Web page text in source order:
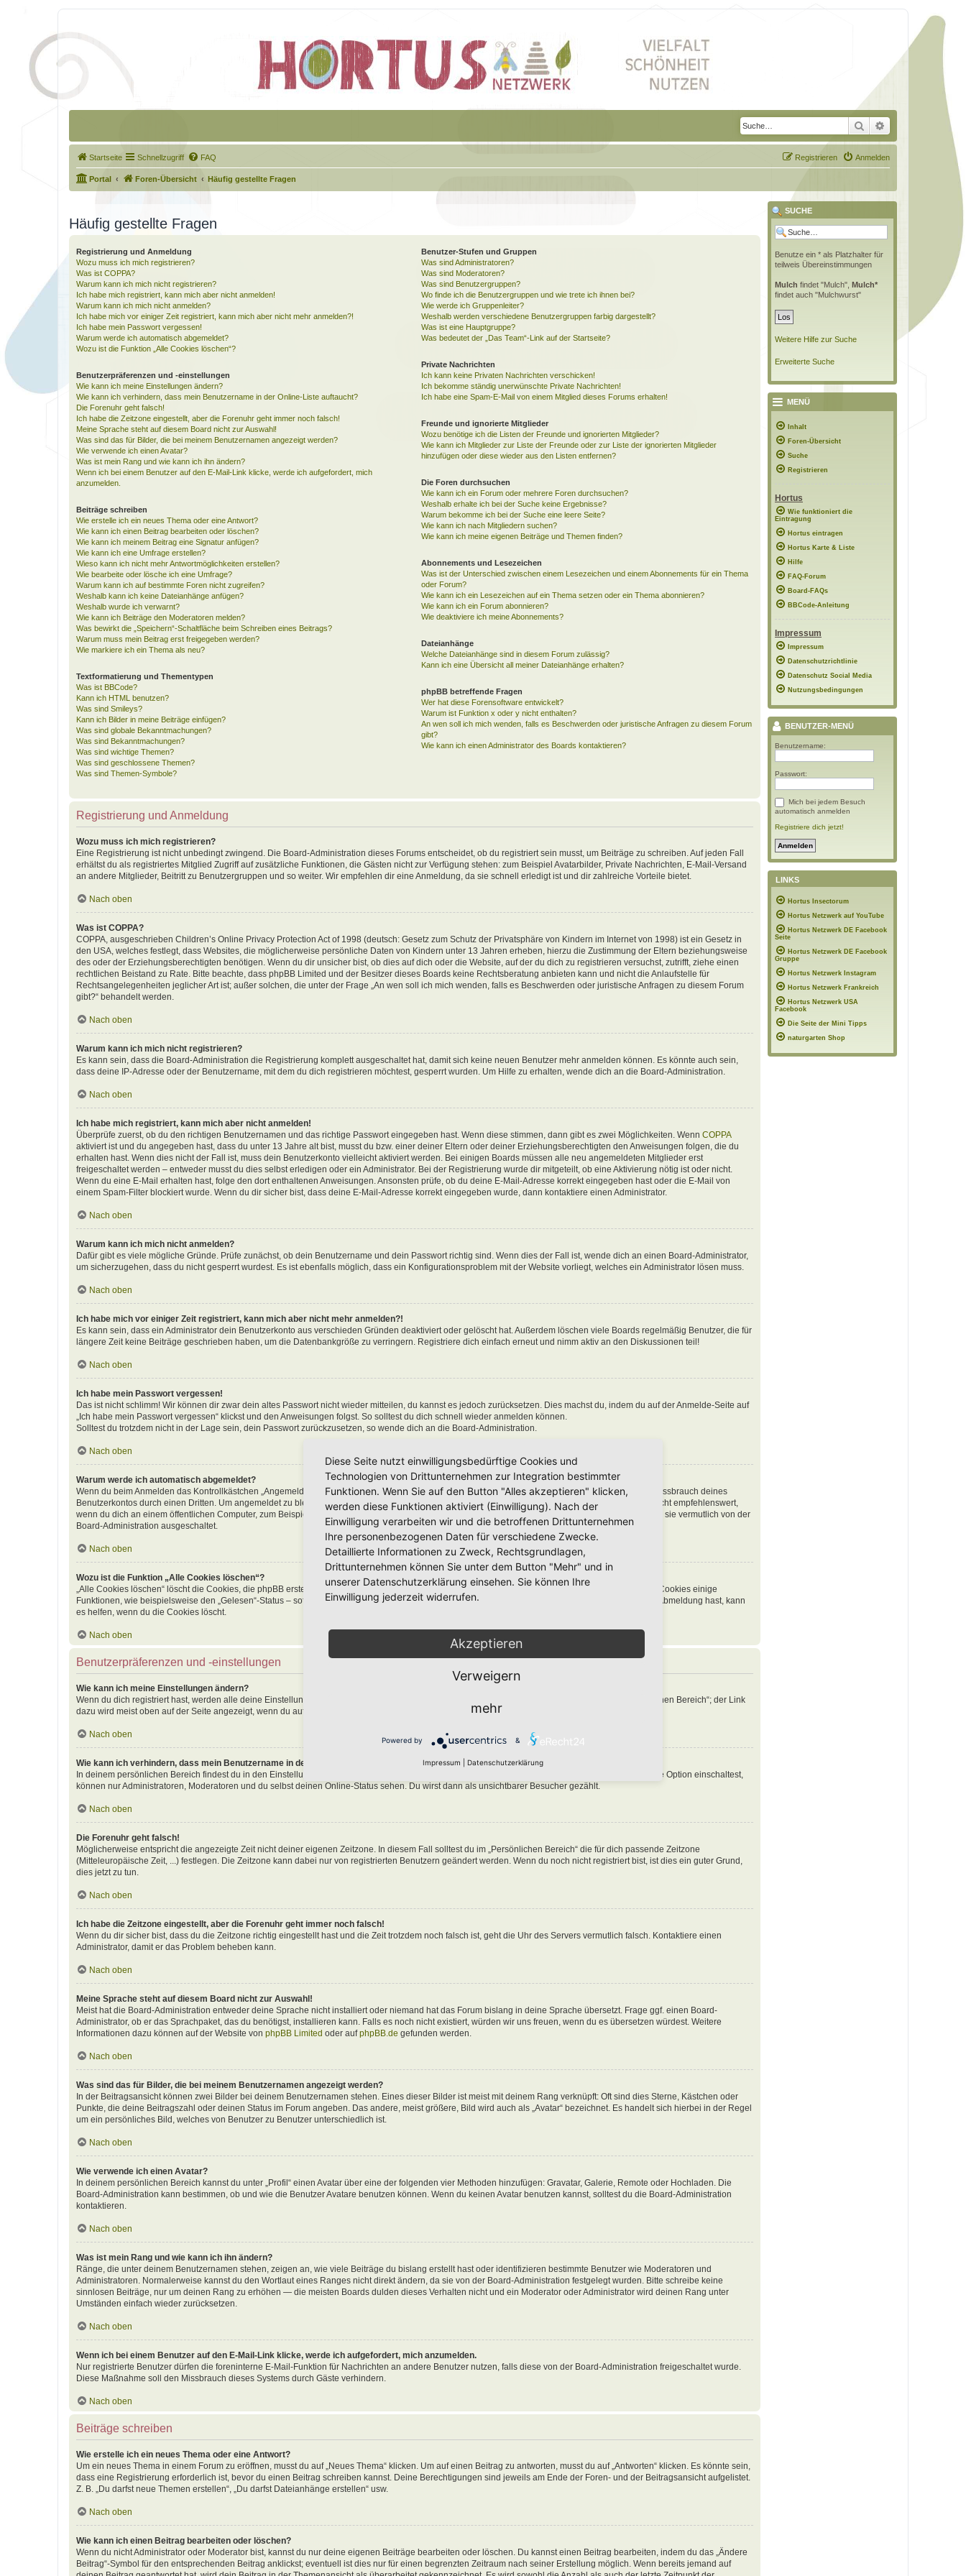
Suche Erweiterte Suche
Startseite Schnellzugriff FAQ Anmelden
Registrieren
Portal Foren-Übersicht Häufig gestellte Fragen
Häufig gestellte Fragen
Registrierung und Anmeldung
Wozu muss ich mich registrieren?
Was ist COPPA?
Warum kann ich mich nicht registrieren?
Ich habe mich registriert, kann mich aber nicht anmelden!
Warum kann ich mich nicht anmelden?
Ich habe mich vor einiger Zeit registriert, kann mich aber nicht mehr anmelden?!
Ich habe mein Passwort vergessen!
Warum werde ich automatisch abgemeldet?
Wozu ist die Funktion „Alle Cookies löschen“?
Benutzerpräferenzen und -einstellungen
Wie kann ich meine Einstellungen ändern?
Wie kann ich verhindern, dass mein Benutzername in der Online-Liste auftaucht?
Die Forenuhr geht falsch!
Ich habe die Zeitzone eingestellt, aber die Forenuhr geht immer noch falsch!
Meine Sprache steht auf diesem Board nicht zur Auswahl!
Was sind das für Bilder, die bei meinem Benutzernamen angezeigt werden?
Wie verwende ich einen Avatar?
Was ist mein Rang und wie kann ich ihn ändern?
Wenn ich bei einem Benutzer auf den E-Mail-Link klicke, werde ich aufgefordert, mich
anzumelden.
Beiträge schreiben
Wie erstelle ich ein neues Thema oder eine Antwort?
Wie kann ich einen Beitrag bearbeiten oder löschen?
Wie kann ich meinem Beitrag eine Signatur anfügen?
Wie kann ich eine Umfrage erstellen?
Wieso kann ich nicht mehr Antwortmöglichkeiten erstellen?
Wie bearbeite oder lösche ich eine Umfrage?
Warum kann ich auf bestimmte Foren nicht zugreifen?
Weshalb kann ich keine Dateianhänge anfügen?
Weshalb wurde ich verwarnt?
Wie kann ich Beiträge den Moderatoren melden?
Was bewirkt die „Speichern“-Schaltfläche beim Schreiben eines Beitrags?
Warum muss mein Beitrag erst freigegeben werden?
Wie markiere ich ein Thema als neu?
Textformatierung und Thementypen
Was ist BBCode?
Kann ich HTML benutzen?
Was sind Smileys?
Kann ich Bilder in meine Beiträge einfügen?
Was sind globale Bekanntmachungen?
Was sind Bekanntmachungen?
Was sind wichtige Themen?
Was sind geschlossene Themen?
Was sind Themen-Symbole?
Benutzer-Stufen und Gruppen
Was sind Administratoren?
Was sind Moderatoren?
Was sind Benutzergruppen?
Wo finde ich die Benutzergruppen und wie trete ich ihnen bei?
Wie werde ich Gruppenleiter?
Weshalb werden verschiedene Benutzergruppen farbig dargestellt?
Was ist eine Hauptgruppe?
Was bedeutet der „Das Team“-Link auf der Startseite?
Private Nachrichten
Ich kann keine Privaten Nachrichten verschicken!
Ich bekomme ständig unerwünschte Private Nachrichten!
Ich habe eine Spam-E-Mail von einem Mitglied dieses Forums erhalten!
Freunde und ignorierte Mitglieder
Wozu benötige ich die Listen der Freunde und ignorierten Mitglieder?
Wie kann ich Mitglieder zur Liste der Freunde oder zur Liste der ignorierten Mitglieder
hinzufügen oder diese wieder aus den Listen entfernen?
Die Foren durchsuchen
Wie kann ich ein Forum oder mehrere Foren durchsuchen?
Weshalb erhalte ich bei der Suche keine Ergebnisse?
Warum bekomme ich bei der Suche eine leere Seite?
Wie kann ich nach Mitgliedern suchen?
Wie kann ich meine eigenen Beiträge und Themen finden?
Abonnements und Lesezeichen
Was ist der Unterschied zwischen einem Lesezeichen und einem Abonnements für ein Thema
oder Forum?
Wie kann ich ein Lesezeichen auf ein Thema setzen oder ein Thema abonnieren?
Wie kann ich ein Forum abonnieren?
Wie deaktiviere ich meine Abonnements?
Dateianhänge
Welche Dateianhänge sind in diesem Forum zulässig?
Kann ich eine Übersicht all meiner Dateianhänge erhalten?
phpBB betreffende Fragen
Wer hat diese Forensoftware entwickelt?
Warum ist Funktion x oder y nicht enthalten?
An wen soll ich mich wenden, falls es Beschwerden oder juristische Anfragen zu diesem Forum
gibt?
Wie kann ich einen Administrator des Boards kontaktieren?
Registrierung und Anmeldung
Wozu muss ich mich registrieren?
Eine Registrierung ist nicht unbedingt zwingend. Die Board-Administration dieses Forums entscheidet, ob du registriert sein musst, um Beiträge zu schreiben. Auf jeden Fall
erhältst du als registriertes Mitglied Zugriff auf zusätzliche Funktionen, die Gästen nicht zur Verfügung stehen: zum Beispiel Avatarbilder, Private Nachrichten, E-Mail-Versand
an andere Mitglieder, Beitritt zu Benutzergruppen und so weiter. Wir empfehlen dir eine Anmeldung, da sie schnell erledigt ist und dir zahlreiche Vorteile bietet.
Nach oben
Was ist COPPA?
COPPA, ausgeschrieben Children’s Online Privacy Protection Act of 1998 (deutsch: Gesetz zum Schutz der Privatsphäre von Kindern im Internet von 1998) ist ein Gesetz in
den USA, welches festlegt, dass Websites, die möglicherweise persönliche Daten von Kindern unter 13 Jahren erheben, hierzu die Zustimmung der Eltern beziehungsweise
des oder der Erziehungsberechtigten benötigen. Wenn du dir unsicher bist, ob dies auf dich oder die Website, auf der du dich zu registrieren versuchst, zutrifft, ziehe einen
rechtlichen Beistand zu Rate. Bitte beachte, dass phpBB Limited und der Besitzer dieses Boards keine Rechtsberatung anbieten kann und nicht die Anlaufstelle für
Rechtsangelegenheiten jeglicher Art ist; außer solchen, die unter der Frage „An wen soll ich mich wenden, falls es Beschwerden oder juristische Anfragen zu diesem Forum
gibt?“ behandelt werden.
Nach oben
Warum kann ich mich nicht registrieren?
Es kann sein, dass die Board-Administration die Registrierung komplett ausgeschaltet hat, damit sich keine neuen Benutzer mehr anmelden können. Es könnte auch sein,
dass deine IP-Adresse oder der Benutzername, mit dem du dich registrieren möchtest, gesperrt wurden. Um Hilfe zu erhalten, wende dich an die Board-Administration.
Nach oben
Ich habe mich registriert, kann mich aber nicht anmelden!
Überprüfe zuerst, ob du den richtigen Benutzernamen und das richtige Passwort eingegeben hast. Wenn diese stimmen, dann gibt es zwei Möglichkeiten. Wenn COPPA
aktiviert ist und du angegeben hast, dass du unter 13 Jahre alt bist, musst du bzw. einer deiner Eltern oder deiner Erziehungsberechtigten den Anweisungen folgen, die du
erhalten hast. Wenn dies nicht der Fall ist, muss dein Benutzerkonto vielleicht aktiviert werden. Bei einigen Boards müssen alle neu angemeldeten Mitglieder erst
freigeschaltet werden – entweder musst du dies selbst erledigen oder ein Administrator. Bei der Registrierung wurde dir mitgeteilt, ob eine Aktivierung nötig ist oder nicht.
Wenn du eine E-Mail erhalten hast, folge den dort enthaltenen Anweisungen. Ansonsten prüfe, ob du deine E-Mail-Adresse korrekt eingegeben hast oder die E-Mail von
einem Spam-Filter blockiert wurde. Wenn du dir sicher bist, dass deine E-Mail-Adresse korrekt eingegeben wurde, dann kontaktiere einen Administrator.
Nach oben
Warum kann ich mich nicht anmelden?
Dafür gibt es viele mögliche Gründe. Prüfe zunächst, ob dein Benutzername und dein Passwort richtig sind. Wenn dies der Fall ist, wende dich an einen Board-Administrator,
um sicherzugehen, dass du nicht gesperrt wurdest. Es ist ebenfalls möglich, dass ein Konfigurationsproblem mit der Website vorliegt, welches ein Administrator lösen muss.
Nach oben
Ich habe mich vor einiger Zeit registriert, kann mich aber nicht mehr anmelden?!
Es kann sein, dass ein Administrator dein Benutzerkonto aus verschieden Gründen deaktiviert oder gelöscht hat. Außerdem löschen viele Boards regelmäßig Benutzer, die für
längere Zeit keine Beiträge geschrieben haben, um die Datenbankgröße zu verringern. Registriere dich einfach erneut und nimm aktiv an den Diskussionen teil!
Nach oben
Ich habe mein Passwort vergessen!
Das ist nicht schlimm! Wir können dir zwar dein altes Passwort nicht wieder mitteilen, du kannst es jedoch zurücksetzen. Dies machst du, indem du auf der Anmelde-Seite auf
„Ich habe mein Passwort vergessen“ klickst und den Anweisungen folgst. So solltest du dich schnell wieder anmelden können.
Solltest du trotzdem nicht in der Lage sein, dein Passwort zurückzusetzen, so wende dich an die Board-Administration.
Nach oben
Warum werde ich automatisch abgemeldet?
Wenn du beim Anmelden das Kontrollkästchen „Angemeldet bleiben“ nicht auswählst, wirst du nur für eine Sitzung angemeldet. Dies verhindert den Missbrauch deines
Benutzerkontos durch einen Dritten. Um angemeldet zu bleiben, kannst du das Kästchen „Angemeldet bleiben“ beim Anmelden auswählen. Dies ist nicht empfehlenswert,
wenn du dich an einem öffentlichen Computer, zum Beispiel in einem Internetcafé, befindest. Wenn diese Option nicht zur Verfügung steht, dann wurde sie vermutlich von der
Board-Administration ausgeschaltet.
Nach oben
Wozu ist die Funktion „Alle Cookies löschen“?
„Alle Cookies löschen“ löscht die Cookies, die phpBB erstellt hat und die dafür sorgen, dass du im Forum angemeldet bleibst. Außerdem ermöglichen Cookies einige
Funktionen, wie beispielsweise den „Gelesen“-Status – sofern sie von der Board-Administration aktiviert wurden. Wenn du Probleme bei der An- oder Abmeldung hast, kann
es helfen, wenn du die Cookies löscht.
Nach oben
Benutzerpräferenzen und -einstellungen
Wie kann ich meine Einstellungen ändern?
Wenn du dich registriert hast, werden alle deine Einstellungen in der Datenbank des Boards gespeichert. Um diese zu ändern, gehe in den „Persönlichen Bereich“; der Link
dazu wird meist oben auf der Seite angezeigt, wenn du auf deinen Benutzernamen klickst. Dort kannst du alle deine Einstellungen ändern.
Nach oben
Wie kann ich verhindern, dass mein Benutzername in der Online-Liste auftaucht?
In deinem persönlichen Bereich findest du in den Einstellungen eine Option „Meinen Online-Status während dieser Sitzung verbergen“. Wenn du diese Option einschaltest,
können nur Administratoren, Moderatoren und du selbst deinen Online-Status sehen. Du wirst dann als unsichtbarer Besucher gezählt.
Nach oben
Die Forenuhr geht falsch!
Möglicherweise entspricht die angezeigte Zeit nicht deiner eigenen Zeitzone. In diesem Fall solltest du im „Persönlichen Bereich“ die für dich passende Zeitzone
(Mitteleuropäische Zeit, ...) festlegen. Die Zeitzone kann dabei nur von registrierten Benutzern geändert werden. Wenn du noch nicht registriert bist, ist dies ein guter Grund,
dies jetzt zu tun.
Nach oben
Ich habe die Zeitzone eingestellt, aber die Forenuhr geht immer noch falsch!
Wenn du dir sicher bist, dass du die Zeitzone richtig eingestellt hast und die Zeit trotzdem noch falsch ist, geht die Uhr des Servers vermutlich falsch. Kontaktiere einen
Administrator, damit er das Problem beheben kann.
Nach oben
Meine Sprache steht auf diesem Board nicht zur Auswahl!
Meist hat die Board-Administration entweder deine Sprache nicht installiert oder niemand hat das Forum bislang in deine Sprache übersetzt. Frage ggf. einen Board-
Administrator, ob er das Sprachpaket, das du benötigst, installieren kann. Falls es noch nicht existiert, würden wir uns freuen, wenn du es übersetzen würdest. Weitere
Informationen dazu können auf der Website von phpBB Limited oder aufphpBB.de gefunden werden.
Nach oben
Was sind das für Bilder, die bei meinem Benutzernamen angezeigt werden?
In der Beitragsansicht können zwei Bilder bei deinem Benutzernamen stehen. Eines dieser Bilder ist meist mit deinem Rang verknüpft: Oft sind dies Sterne, Kästchen oder
Punkte, die deine Beitragszahl oder deinen Status im Forum angeben. Das andere, meist größere, Bild wird auch als „Avatar“ bezeichnet. Es handelt sich hierbei in der Regel
um ein persönliches Bild, welches von Benutzer zu Benutzer unterschiedlich ist.
Nach oben
Wie verwende ich einen Avatar?
In deinem persönlichen Bereich kannst du unter „Profil“ einen Avatar über eine der folgenden vier Methoden hinzufügen: Gravatar, Galerie, Remote oder Hochladen. Die
Board-Administration kann bestimmen, ob und wie die Benutzer Avatare benutzen können. Wenn du keinen Avatar benutzen kannst, solltest du die Board-Administration
kontaktieren.
Nach oben
Was ist mein Rang und wie kann ich ihn ändern?
Ränge, die unter deinem Benutzernamen stehen, zeigen an, wie viele Beiträge du bislang erstellt hast oder identifizieren bestimmte Benutzer wie Moderatoren und
Administratoren. Normalerweise kannst du den Wortlaut eines Ranges nicht direkt ändern, da sie von der Board-Administration festgelegt wurden. Bitte schreibe keine
sinnlosen Beiträge, nur um deinen Rang zu erhöhen — die meisten Boards dulden dieses Verhalten nicht und ein Moderator oder Administrator wird deinen Rang unter
Umständen einfach wieder zurücksetzen.
Nach oben
Wenn ich bei einem Benutzer auf den E-Mail-Link klicke, werde ich aufgefordert, mich anzumelden.
Nur registrierte Benutzer dürfen die foreninterne E-Mail-Funktion für Nachrichten an andere Benutzer nutzen, falls diese von der Board-Administration freigeschaltet wurde.
Diese Maßnahme soll den Missbrauch dieses Systems durch Gäste verhindern.
Nach oben
Beiträge schreiben
Wie erstelle ich ein neues Thema oder eine Antwort?
Um ein neues Thema in einem Forum zu eröffnen, musst du auf „Neues Thema“ klicken. Um auf einen Beitrag zu antworten, musst du auf „Antworten“ klicken. Es könnte sein,
dass eine Registrierung erforderlich ist, bevor du einen Beitrag schreiben kannst. Deine Berechtigungen sind jeweils am Ende der Foren- und der Beitragsansicht aufgelistet.
Z. B. „Du darfst neue Themen erstellen“, „Du darfst Dateianhänge erstellen“ usw.
Nach oben
Wie kann ich einen Beitrag bearbeiten oder löschen?
Wenn du nicht Administrator oder Moderator bist, kannst du nur deine eigenen Beiträge bearbeiten oder löschen. Du kannst einen Beitrag bearbeiten, indem du das „Ändere
Beitrag“-Symbol für den entsprechenden Beitrag anklickst; eventuell ist dies nur für einen begrenzten Zeitraum nach seiner Erstellung möglich. Wenn bereits jemand auf
SUCHE
Benutze ein * als Platzhalter für
teilweis Übereinstimmungen
Mulch findet "Mulch", Mulch*
findet auch "Mulchwurst"
Weitere Hilfe zur Suche
Erweiterte Suche
MENÜ
Inhalt
Foren-Übersicht
Suche
Registrieren
Hortus
Wie funktioniert die
Eintragung
Hortus eintragen
Hortus Karte & Liste
Hilfe
FAQ-Forum
Board-FAQs
BBCode-Anleitung
Impressum
Impressum
Datenschutzrichtlinie
Datenschutz Social Media
Nutzungsbedingungen
BENUTZER-MENÜ
Benutzername:
Passwort:
Mich bei jedem Besuch
automatisch anmelden
Registriere dich jetzt!
LINKS
Hortus Insectorum
Hortus Netzwerk auf YouTube
Hortus Netzwerk DE Facebook
Seite
Hortus Netzwerk DE Facebook
Gruppe
Hortus Netzwerk Instagram
Hortus Netzwerk Frankreich
Hortus Netzwerk USA
Facebook
Die Seite der Mini Tipps
naturgarten Shop
Diese Seite nutzt einwilligungsbedürftige Cookies und
Technologien von Drittunternehmen zur Integration bestimmter
Funktionen. Wenn Sie auf den Button "Alles akzeptieren" klicken,
werden diese Funktionen aktiviert (Einwilligung). Nach der
Einwilligung verarbeiten wir und die betroffenen Drittunternehmen
Ihre personenbezogenen Daten für verschiedene Zwecke.
Detaillierte Informationen zu Zweck, Rechtsgrundlagen,
Drittunternehmen können Sie unter dem Button "Mehr" und in
unserer Datenschutzerklärung einsehen. Sie können Ihre
Einwilligung jederzeit widerrufen.
Akzeptieren
Verweigern
mehr
Powered by &
Impressum Datenschutzerklärung